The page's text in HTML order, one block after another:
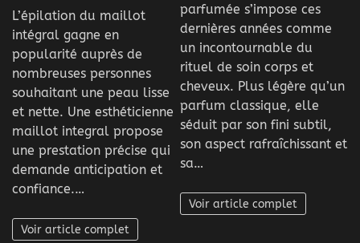
L’épilation du maillot
intégral gagne en
popularité auprès de
nombreuses personnes
souhaitant une peau lisse
et nette. Une esthéticienne
maillot integral propose
une prestation précise qui
demande anticipation et
confiance.…
Voir article complet
parfumée s’impose ces
dernières années comme
un incontournable du
rituel de soin corps et
cheveux. Plus légère qu’un
parfum classique, elle
séduit par son fini subtil,
son aspect rafraîchissant et
sa…
Voir article complet